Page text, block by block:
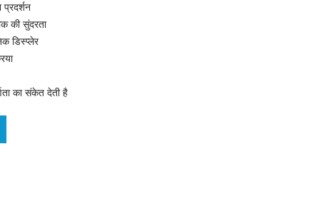
प्रदर्शन
की सुंदरता
डिस्प्लेर
का संकेत देती है